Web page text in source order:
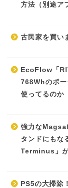
方法（別途ア
古民家を買い
EcoFlow「
768Whのポー
使ってるのか
強力な
タンドにも
Terminus」
PS5の大掃除